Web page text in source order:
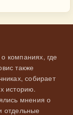
компаниях, где
также
собирает
историю.
мнения о
отдельные